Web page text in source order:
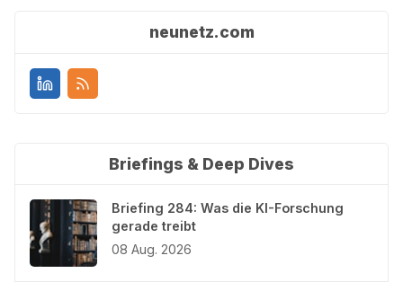
neunetz.com
Briefings & Deep Dives
Briefing 284: Was die KI-Forschung
gerade treibt
08 Aug. 2026